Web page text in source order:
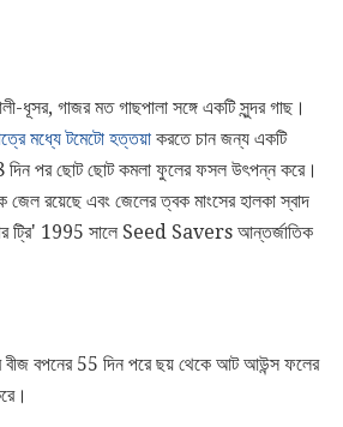
ধূসর, গাজর মত গাছপালা সঙ্গে একটি সুন্দর গাছ।
মধ্যে টমেটো হত্তয়া করতে চান জন্য একটি
দিন পর ছোট ছোট কমলা ফুলের ফসল উৎপন্ন করে।
রয়েছে এবং জেলের ত্বক মাংসের হালকা স্বাদ
ট্রি' 1995 সালে Seed Savers আন্তর্জাতিক
বীজ বপনের 55 দিন পরে ছয় থেকে আট আউন্স ফলের